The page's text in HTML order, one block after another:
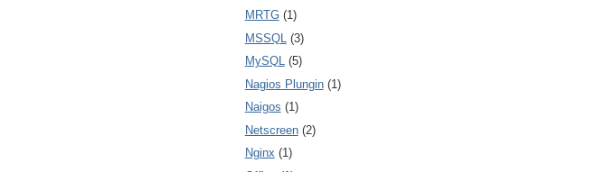
MRTG (1)
MSSQL
(3)
MySQL (5)
Nagios Plungin (1)
Naigos (1)
Netscreen (2)
Nginx (1)